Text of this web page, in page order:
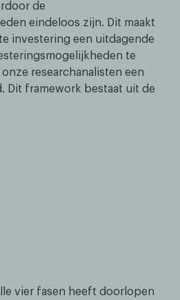
de
eindeloos zijn. Dit maakt
investering een uitdagende
te
researchanalisten een
Dit framework bestaat uit de
vier fasen heeft doorlopen